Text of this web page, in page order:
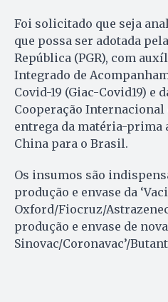
Foi solicitado que seja
que possa ser adotada
República (PGR), com
Integrado de
Covid-19 (Giac-Covid19) e
Cooperação Internacional
entrega da matéria-prima
China para o Brasil.
Os insumos são
produção e envase da
Oxford/Fiocruz/
produção e envase de
Sinovac/Coronavac’/